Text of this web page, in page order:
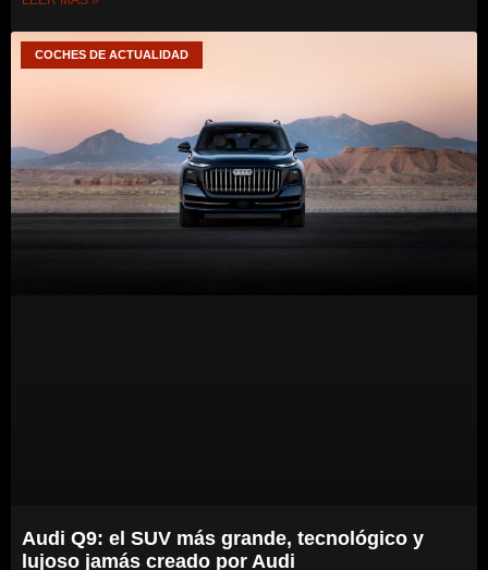
COCHES DE ACTUALIDAD
Audi Q9: el SUV más grande, tecnológico y
lujoso jamás creado por Audi